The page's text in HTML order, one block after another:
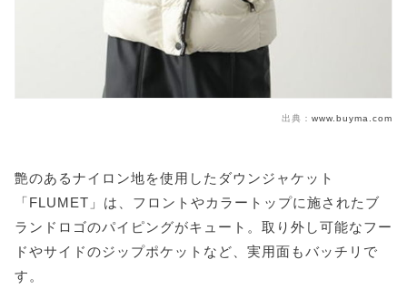
出典： www.buyma.com
艶のあるナイロン地を使用したダウンジャケット
「FLUMET」は、フロントやカラートップに施されたブ
ランドロゴのパイピングがキュート。取り外し可能なフー
ドやサイドのジップポケットなど、実用面もバッチリで
す。